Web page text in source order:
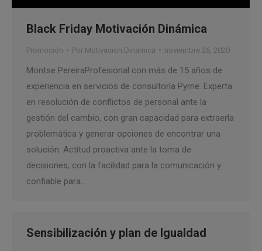
Black Friday Motivación Dinámica
Promoción Por Motivacion:Dinamica noviembre 26, 2020
Montse PereiraProfesional con más de 15 años de
experiencia en servicios de consultoría Pyme. Experta
en resolución de conflictos de personal ante la
gestión del cambio, con gran capacidad para extraerla
problemática y generar opciones de encontrar una
solución. Actitud proactiva ante la toma de
decisiones, con la facilidad para la comunicación y
confiable para…
Sensibilización y plan de Igualdad